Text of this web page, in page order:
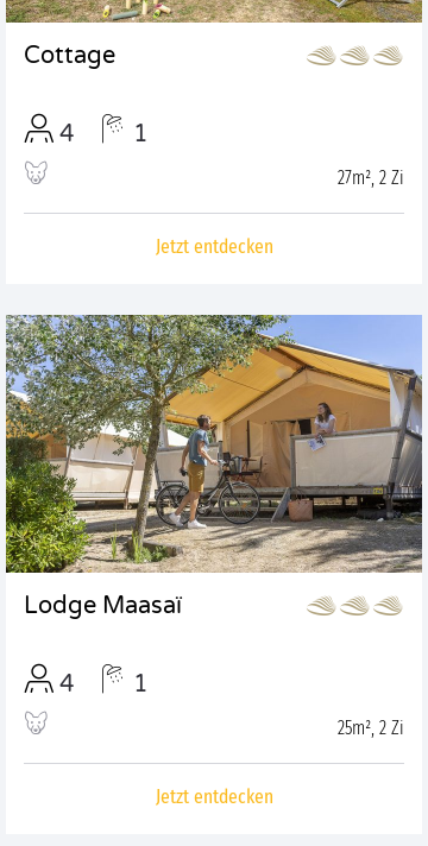
Cottage
4 1
27m², 2 Zi
Jetzt entdecken
Lodge Maasaï
4 1
25m², 2 Zi
Jetzt entdecken